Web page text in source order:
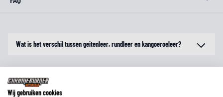
Wat is het verschil tussen geitenleer, rundleer en kangoeroeleer?
Moet ik handschoenen met een lange schacht in of over de mouw dragen?
Wij gebruiken cookies